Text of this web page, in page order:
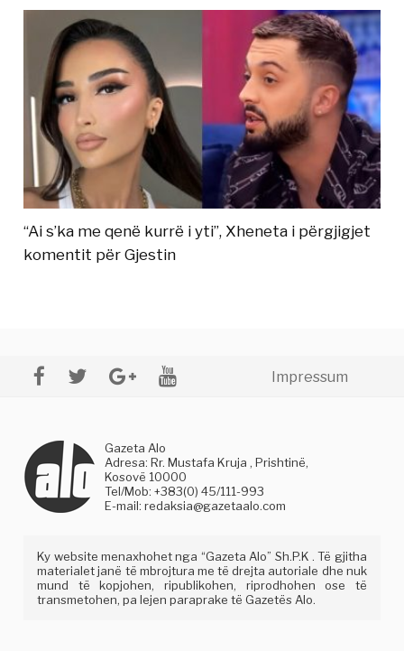
“Ai s’ka me qenë kurrë i yti”, Xheneta i përgjigjet
komentit për Gjestin
Impressum
Gazeta Alo
Adresa: Rr. Mustafa Kruja , Prishtinë,
Kosovë 10000
Tel/Mob: +383(0) 45/111-993
E-mail:redaksia@gazetaalo.com
Ky website menaxhohet nga “Gazeta Alo” Sh.P.K . Të gjitha
materialet janë të mbrojtura me të drejta autoriale dhe nuk
mund të kopjohen, ripublikohen, riprodhohen ose të
transmetohen, pa lejen paraprake të Gazetës Alo.